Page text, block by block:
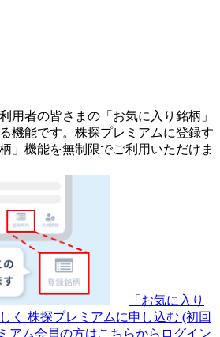
用者の皆さまの 「お気に入り銘柄」
機能です。 株探プレミアムに登録す
」機能を無制限でご利用いただけま
「お気に入り
く 株探プレミアムに申し込む (初回
アム会員の方はこちらからログイン